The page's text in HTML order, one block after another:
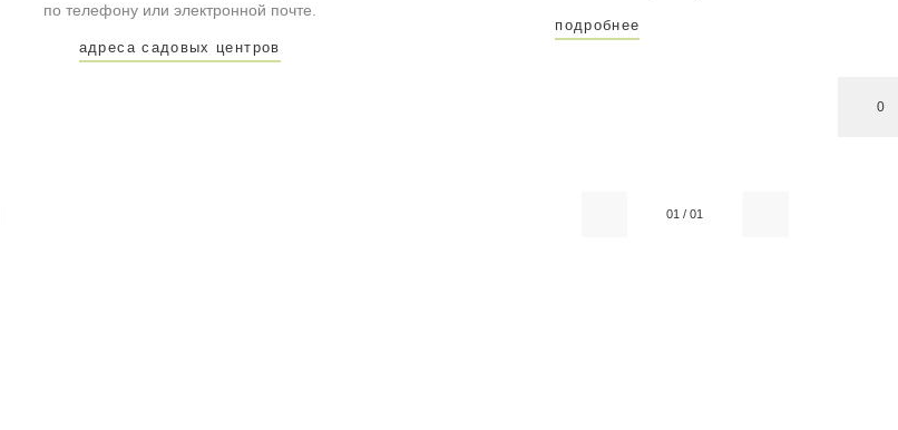
0
по телефону или электронной почте.
адреса садовых центров
подробнее
01 /01